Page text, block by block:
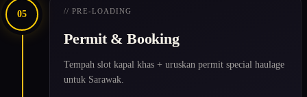
05 // PRE-LOADING
Permit & Booking
Tempah slot kapal khas + uruskan permit special haulage
untuk Sarawak.